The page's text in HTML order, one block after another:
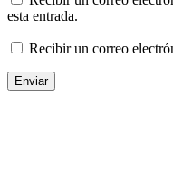
esta entrada.
Recibir un correo